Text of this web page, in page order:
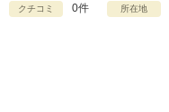
クチコミ 0件 所在地